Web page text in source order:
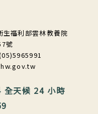
福利部雲林教養院
號
全天候 24 小時